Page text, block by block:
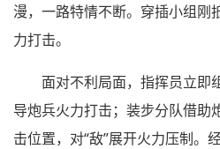
漫，一路特情不断。穿插小组刚
力打击。
面对不利局面，指挥员立即
导炮兵火力打击；装步分队借助
击位置，对“敌”展开火力压制。